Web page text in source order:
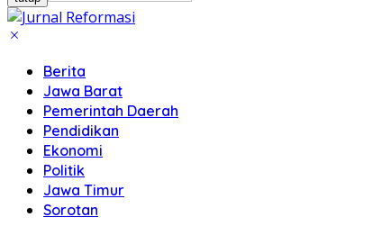
Berita
Jawa Barat
Pemerintah Daerah
Pendidikan
Ekonomi
Politik
Jawa Timur
Sorotan